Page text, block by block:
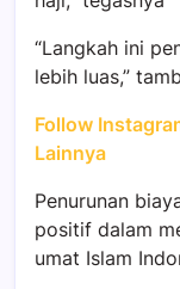
“Langkah ini
lebih luas,”
Follow
Lainnya
Penurunan
positif dalam
umat Islam